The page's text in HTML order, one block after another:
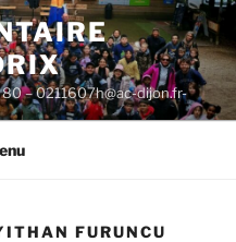
– 0211607h@ac-dijon.fr-
FURUNCU